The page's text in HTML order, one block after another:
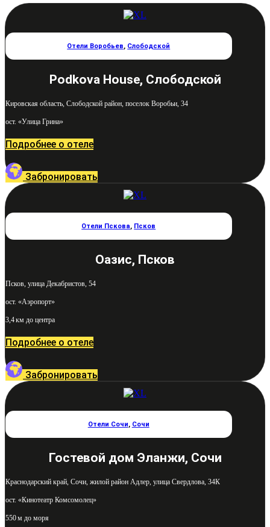
Отели Воробьев, Слободской
Podkova House, Слободской
Кировская область, Слободской район, поселок Воробьи, 34
ост. «Улица Грина»
Подробнее о отеле
Забронировать
Отели Пскова, Псков
Оазис, Псков
Псков, улица Декабристов, 54
ост. «Аэропорт»
3,4 км до центра
Подробнее о отеле
Забронировать
Отели Сочи, Сочи
Гостевой дом Эланжи, Сочи
Краснодарский край, Сочи, жилой район Адлер, улица Свердлова, 34К
ост. «Кинотеатр Комсомолец»
550 м до моря